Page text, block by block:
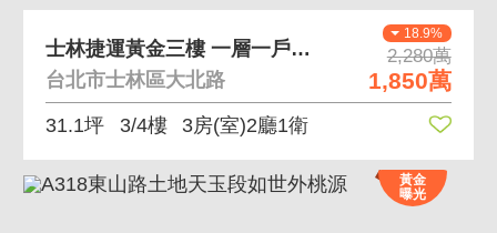
18.9%
2,280萬
1,850萬
士林捷運黃金三樓 一層一戶、前後陽台保留
台北市士林區大北路
31.1坪 3/4樓 3房(室)2廳1衛
黃金
曝光